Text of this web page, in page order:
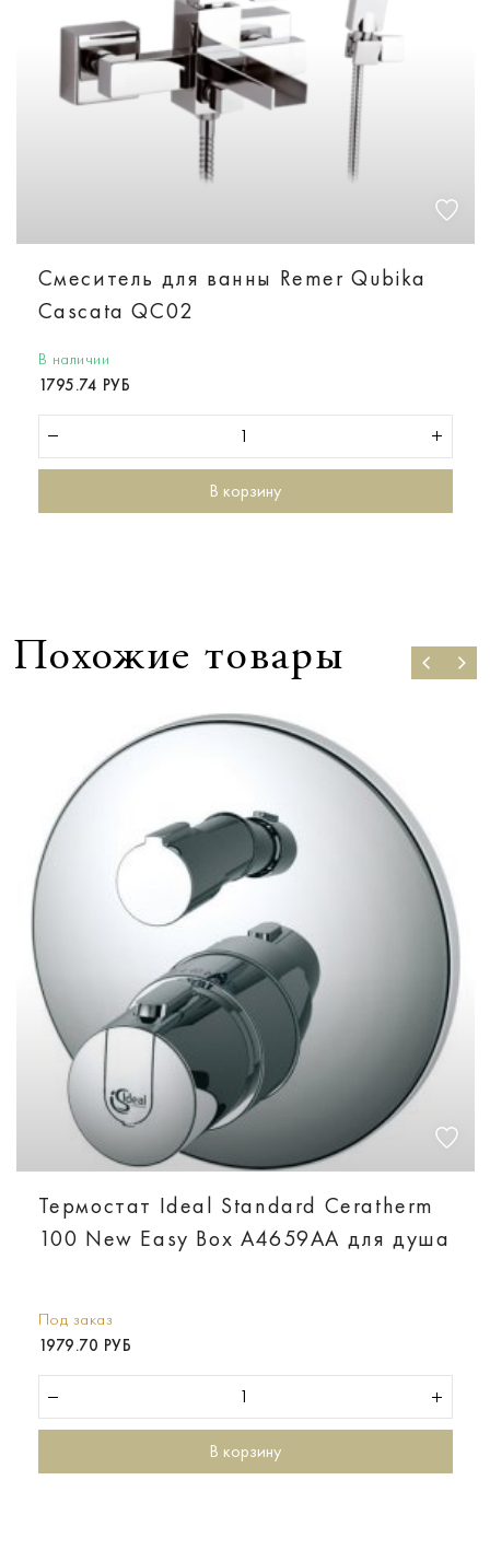
Смеситель для ванны Remer Qubika
Cascata QC02
В наличии
1795.74 РУБ
В корзину
Похожие товары
Термостат Ideal Standard Ceratherm
100 New Easy Box A4659AA для душа
Под заказ
1979.70 РУБ
В корзину